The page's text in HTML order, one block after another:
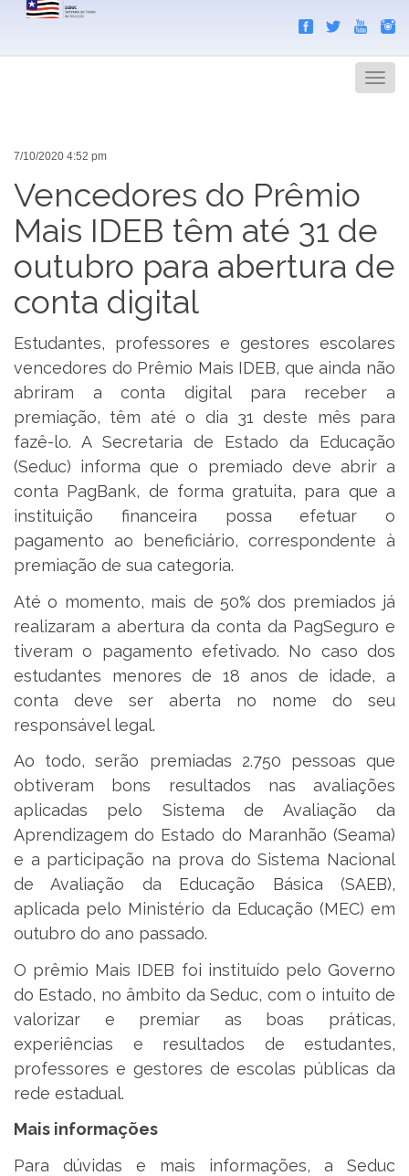
Menu
7/10/2020 4:52 pm
Vencedores do Prêmio
Mais IDEB têm até 31 de
outubro para abertura de
conta digital
Estudantes, professores e gestores escolares
vencedores do Prêmio Mais IDEB, que ainda não
abriram a conta digital para receber a
premiação, têm até o dia 31 deste mês para
fazê-lo. A Secretaria de Estado da Educação
(Seduc) informa que o premiado deve abrir a
conta PagBank, de forma gratuita, para que a
instituição financeira possa efetuar o
pagamento ao beneficiário, correspondente à
premiação de sua categoria.
Até o momento, mais de 50% dos premiados já
realizaram a abertura da conta da PagSeguro e
tiveram o pagamento efetivado. No caso dos
estudantes menores de 18 anos de idade, a
conta deve ser aberta no nome do seu
responsável legal.
Ao todo, serão premiadas 2.750 pessoas que
obtiveram bons resultados nas avaliações
aplicadas pelo Sistema de Avaliação da
Aprendizagem do Estado do Maranhão (Seama)
e a participação na prova do Sistema Nacional
de Avaliação da Educação Básica (SAEB),
aplicada pelo Ministério da Educação (MEC) em
outubro do ano passado.
O prêmio Mais IDEB foi instituído pelo Governo
do Estado, no âmbito da Seduc, com o intuito de
valorizar e premiar as boas práticas,
experiências e resultados de estudantes,
professores e gestores de escolas públicas da
rede estadual.
Mais informações
Para dúvidas e mais informações, a Seduc